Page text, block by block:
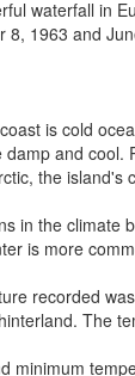
waterfall in
8, 1963 and
is cold
and
the
the climate
is more
recorded was
The